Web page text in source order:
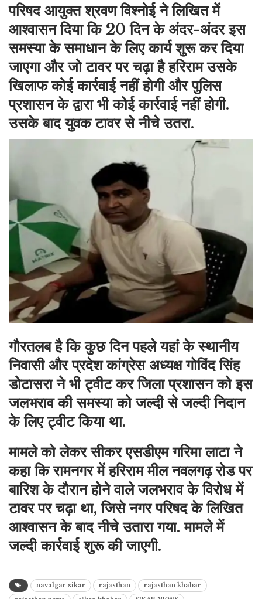
परिषद आयुक्त श्रवण विश्नोई ने लिखित में
आश्वासन दिया कि 20 दिन के अंदर-अंदर इस
समस्या के समाधान के लिए कार्य शुरू कर दिया
जाएगा और जो टावर पर चढ़ा है हरिराम उसके
खिलाफ कोई कार्रवाई नहीं होगी और पुलिस
प्रशासन के द्वारा भी कोई कार्रवाई नहीं होगी.
उसके बाद युवक टावर से नीचे उतरा.
गौरतलब है कि कुछ दिन पहले यहां के स्थानीय
निवासी और प्रदेश कांग्रेस अध्यक्ष गोविंद सिंह
डोटासरा ने भी ट्वीट कर जिला प्रशासन को इस
जलभराव की समस्या को जल्दी से जल्दी निदान
के लिए ट्वीट किया था.
मामले को लेकर सीकर एसडीएम गरिमा लाटा ने
कहा कि रामनगर में हरिराम मील नवलगढ़ रोड पर
बारिश के दौरान होने वाले जलभराव के विरोध में
टावर पर चढ़ा था, जिसे नगर परिषद के लिखित
आश्वासन के बाद नीचे उतारा गया. मामले में
जल्दी कार्रवाई शुरू की जाएगी.
navalgar sikar rajasthan
rajasthan khabar